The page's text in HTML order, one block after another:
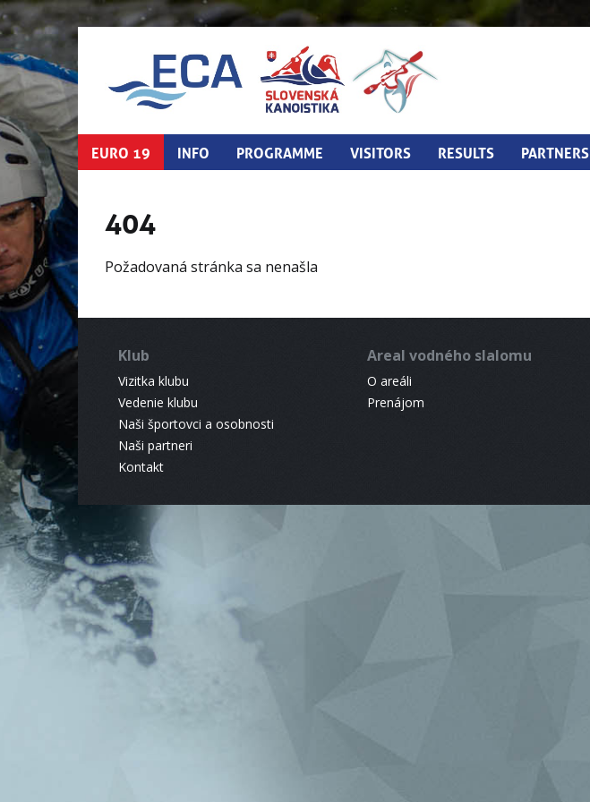
EURO 19 INFO PROGRAMME VISITORS RESULTS PARTNERS
404
Požadovaná stránka sa nenašla
Klub
Vizitka klubu
Vedenie klubu
Naši športovci a osobnosti
Naši partneri
Kontakt
Areal vodného slalomu
O areáli
Prenájom